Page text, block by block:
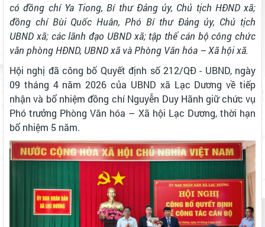
có đồng chí Ya Tiong, Bí thư Đảng ủy, Chủ tịch HĐND xã;
đồng chí Bùi Quốc Huân, Phó Bí thư Đảng ủy, Chủ tịch
UBND xã; các lãnh đạo UBND xã; tập thể cán bộ công chức
văn phòng HĐND, UBND xã và Phòng Văn hóa – Xã hội xã.
Hội nghị đã công bố Quyết định số 212/QĐ - UBND, ngày
09 tháng 4 năm 2026 của UBND xã Lạc Dương về tiếp
nhận và bổ nhiệm đồng chí Nguyễn Duy Hãnh giữ chức vụ
Phó trưởng Phòng Văn hóa – Xã hội Lạc Dương, thời hạn
bổ nhiệm 5 năm.